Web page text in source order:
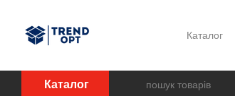
Каталог
Каталог